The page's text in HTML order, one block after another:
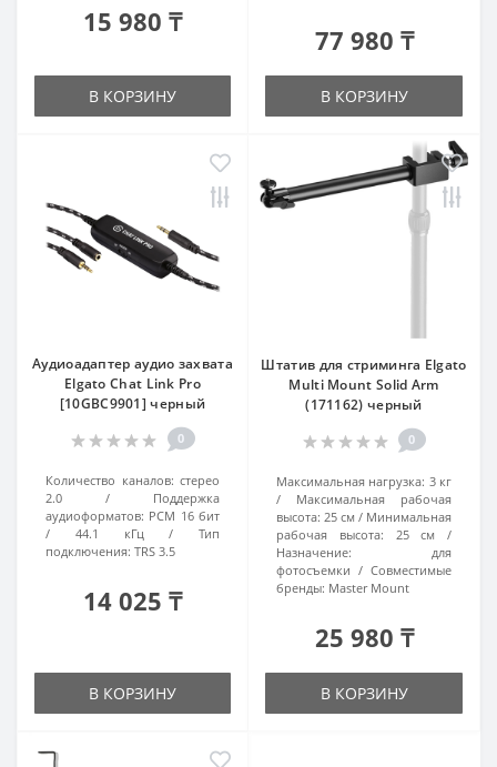
15 980 ₸
В КОРЗИНУ
77 980 ₸
В КОРЗИНУ
Аудиоадаптер аудио захвата
Elgato Chat Link Pro
[10GBC9901] черный
0
Количество каналов: стерео
2.0
Поддержка
аудиоформатов: PCM 16 бит
/ 44.1 кГц
Тип
подключения: TRS 3.5
14 025 ₸
В КОРЗИНУ
Штатив для стриминга Elgato
Multi Mount Solid Arm
(171162) черный
0
Максимальная нагрузка: 3 кг
Максимальная рабочая
высота: 25 см
Минимальная
рабочая высота:
25 см
Назначение:
для
фотосъемки
Совместимые
бренды: Master Mount
25 980 ₸
В КОРЗИНУ